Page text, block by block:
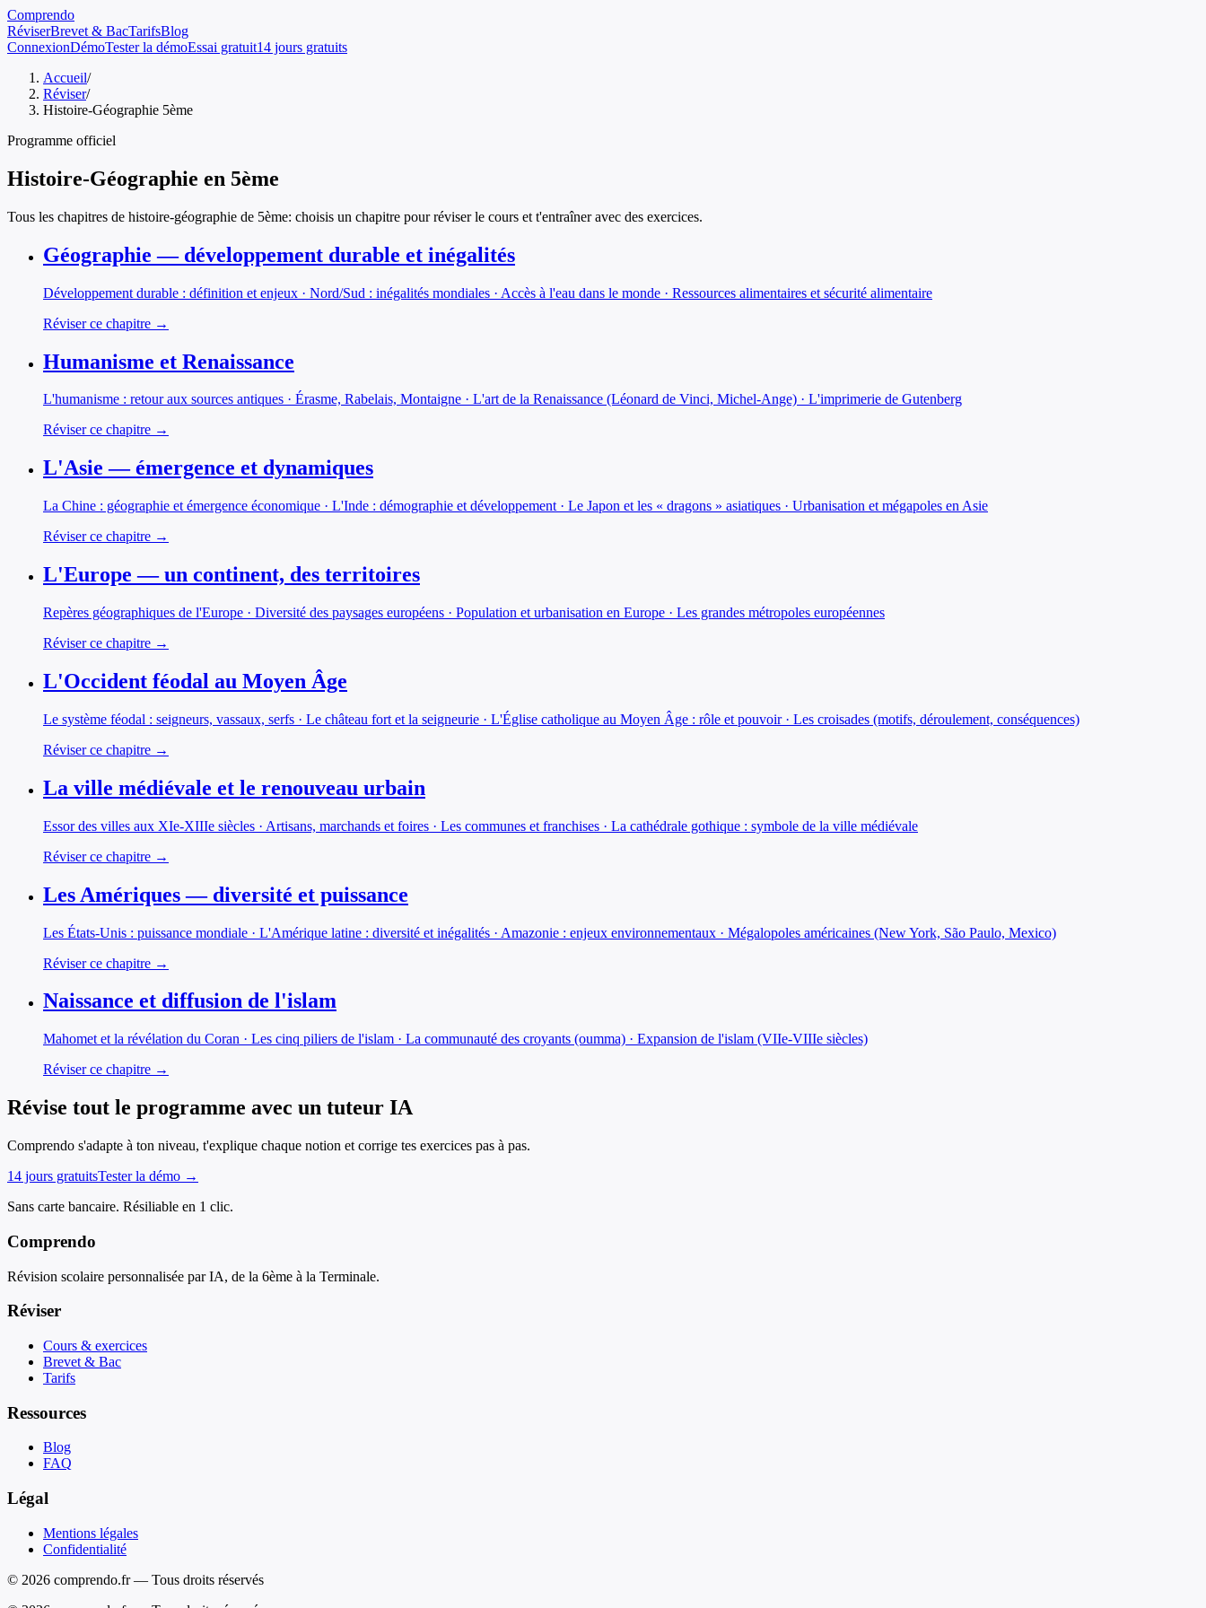
Comprendo
RéviserBrevet & BacTarifsBlog
ConnexionDémoTester la démoEssai gratuit14 jours gratuits
Accueil/
Réviser/
Histoire-Géographie 5ème
Programme officiel
Histoire-Géographie en 5ème
Tous les chapitres de histoire-géographie de 5ème: choisis un chapitre pour réviser le cours et t'entraîner avec des exercices.
Géographie — développement durable et inégalités
Développement durable : définition et enjeux · Nord/Sud : inégalités mondiales · Accès à l'eau dans le monde · Ressources alimentaires et sécurité alimentaire
Réviser ce chapitre →
Humanisme et Renaissance
L'humanisme : retour aux sources antiques · Érasme, Rabelais, Montaigne · L'art de la Renaissance (Léonard de Vinci, Michel-Ange) · L'imprimerie de Gutenberg
Réviser ce chapitre →
L'Asie — émergence et dynamiques
La Chine : géographie et émergence économique · L'Inde : démographie et développement · Le Japon et les « dragons » asiatiques · Urbanisation et mégapoles en Asie
Réviser ce chapitre →
L'Europe — un continent, des territoires
Repères géographiques de l'Europe · Diversité des paysages européens · Population et urbanisation en Europe · Les grandes métropoles européennes
Réviser ce chapitre →
L'Occident féodal au Moyen Âge
Le système féodal : seigneurs, vassaux, serfs · Le château fort et la seigneurie · L'Église catholique au Moyen Âge : rôle et pouvoir · Les croisades (motifs, déroulement, conséquences)
Réviser ce chapitre →
La ville médiévale et le renouveau urbain
Essor des villes aux XIe-XIIIe siècles · Artisans, marchands et foires · Les communes et franchises · La cathédrale gothique : symbole de la ville médiévale
Réviser ce chapitre →
Les Amériques — diversité et puissance
Les États-Unis : puissance mondiale · L'Amérique latine : diversité et inégalités · Amazonie : enjeux environnementaux · Mégalopoles américaines (New York, São Paulo, Mexico)
Réviser ce chapitre →
Naissance et diffusion de l'islam
Mahomet et la révélation du Coran · Les cinq piliers de l'islam · La communauté des croyants (oumma) · Expansion de l'islam (VIIe-VIIIe siècles)
Réviser ce chapitre →
Révise tout le programme avec un tuteur IA
Comprendo s'adapte à ton niveau, t'explique chaque notion et corrige tes exercices pas à pas.
14 jours gratuitsTester la démo →
Sans carte bancaire. Résiliable en 1 clic.
Comprendo
Révision scolaire personnalisée par IA, de la 6ème à la Terminale.
Réviser
Cours & exercices
Brevet & Bac
Tarifs
Ressources
Blog
FAQ
Légal
Mentions légales
Confidentialité
© 2026 comprendo.fr — Tous droits réservés